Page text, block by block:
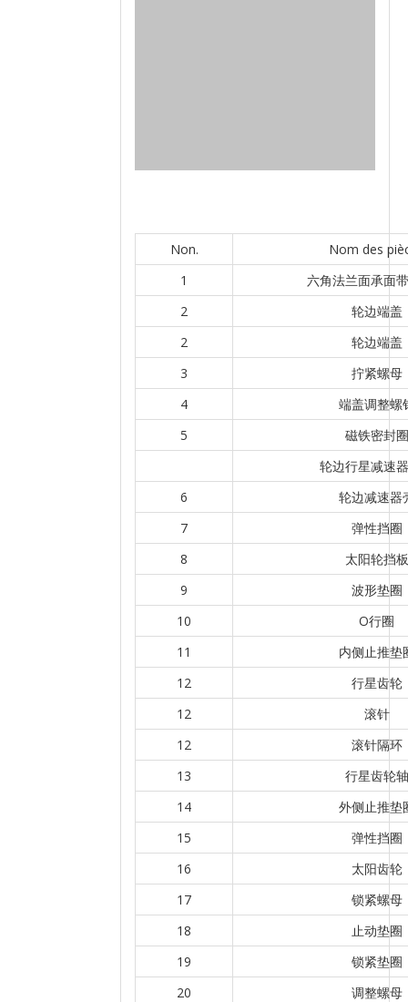
Non.
Nom des
1
六角法兰面承面
2
轮边端盖
2
轮边端盖
3
拧紧螺母
4
端盖调整螺
5
磁铁密封圈
轮边行星减速
6
轮边减速器
7
弹性挡圈
8
太阳轮挡板
9
波形垫圈
10
O行圈
11
内侧止推垫
12
行星齿轮
12
滚针
12
滚针隔环
13
行星齿轮轴
14
外侧止推垫
15
弹性挡圈
16
太阳齿轮
17
锁紧螺母
18
止动垫圈
19
锁紧垫圈
20
调整螺母